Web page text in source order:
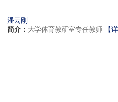
潘云刚
简介： 大学体育教研室专任教师 【